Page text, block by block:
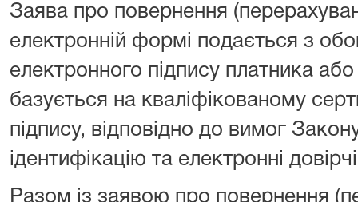
Заява про повернення
електронній формі подається з
електронного підпису платника
базується на кваліфікованому
підпису, відповідно до вимог
ідентифікацію та електронні
Разом із заявою про повернення